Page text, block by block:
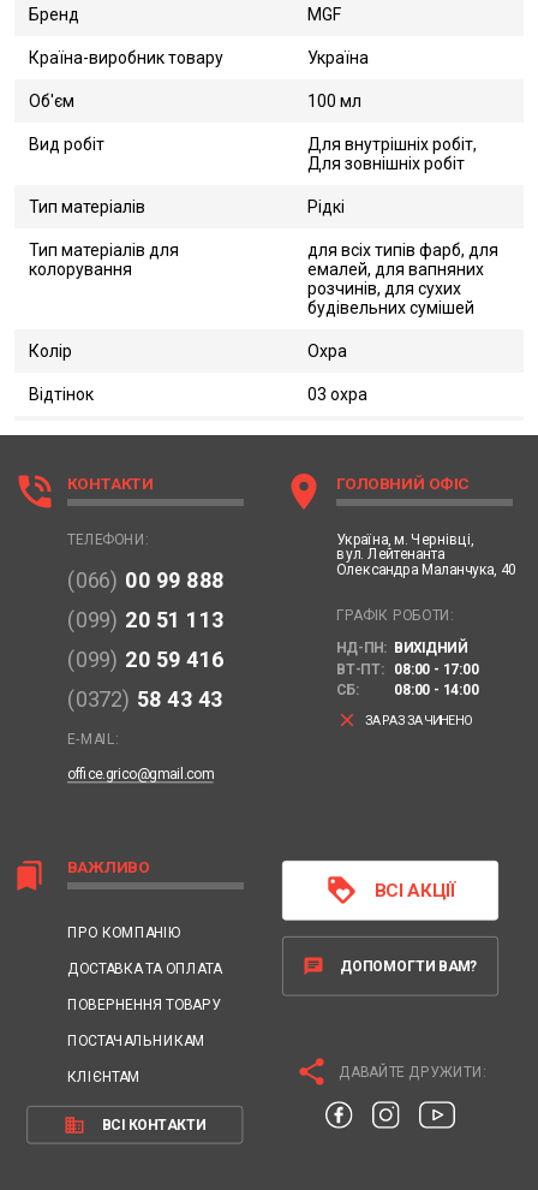
Бренд MGF
Країна-виробник товару Україна
Об'єм 100 мл
Вид робіт
Для внутрішніх робіт,
Для зовнішніх робіт
Тип матеріалів Рідкі
Тип матеріалів для
колорування
для всіх типів фарб, для
емалей, для вапняних
розчинів, для сухих
будівельних сумішей
Колір Охра
Відтінок 03 охра
bookmarks ВАЖЛИВО
ПРО КОМПАНІЮ
ДОСТАВКА ТА ОПЛАТА
ПОВЕРНЕННЯ ТОВАРУ
ПОСТАЧАЛЬНИКАМ
КЛІЄНТАМ
business ВСІ КОНТАКТИ
phone_in_talk КОНТАКТИ
ТЕЛЕФОНИ:
(066) 00 99 888
(099) 20 51 113
(099) 20 59 416
(0372) 58 43 43
E-MAIL:
office.grico@gmail.com
location_on ГОЛОВНИЙ ОФІС
Україна, м. Чернівці,
вул. Лейтенанта
Олександра Маланчука, 40
ГРАФІК РОБОТИ:
НД-ПН: ВИХІДНИЙ
ВТ-ПТ:
08:00 - 17:00
СБ:
08:00 - 14:00
clear ЗАРАЗ ЗАЧИНЕНО
loyalty ВСІ АКЦІЇ
chat ДОПОМОГТИ ВАМ?
share ДАВАЙТЕ ДРУЖИТИ: